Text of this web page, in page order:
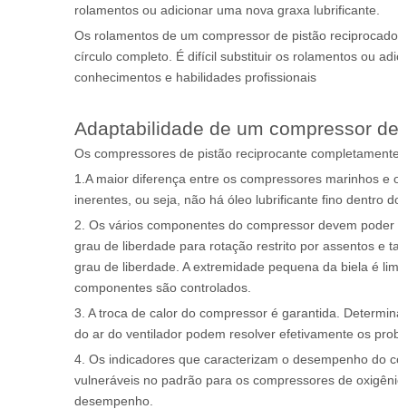
rolamentos ou adicionar uma nova graxa lubrificante.
Os rolamentos de um compressor de pistão
círculo completo. É difícil substituir os rolamentos ou
conhecimentos e habilidades profissionais
Adaptabilidade de um compressor
Os compressores de pistão reciprocante
1.A maior diferença entre os compressores marinhos
inerentes, ou seja, não há óleo lubrificante fino dentro
2. Os vários componentes do compressor devem
grau de liberdade para rotação restrito por assentos e
grau de liberdade. A extremidade pequena da biela é
componentes são controlados.
3. A troca de calor do compressor é garantida.
do ar do ventilador podem resolver efetivamente os
4. Os indicadores que caracterizam o desempenho do
vulneráveis ​​no padrão para os compressores de
desempenho.